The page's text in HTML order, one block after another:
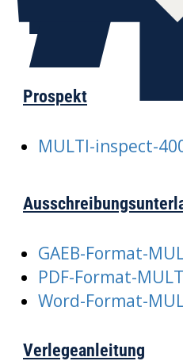
Prospekt
MULTI-inspect-
GAEB-Format-
PDF-Format-
Word-Format-
Verlegeanleitung